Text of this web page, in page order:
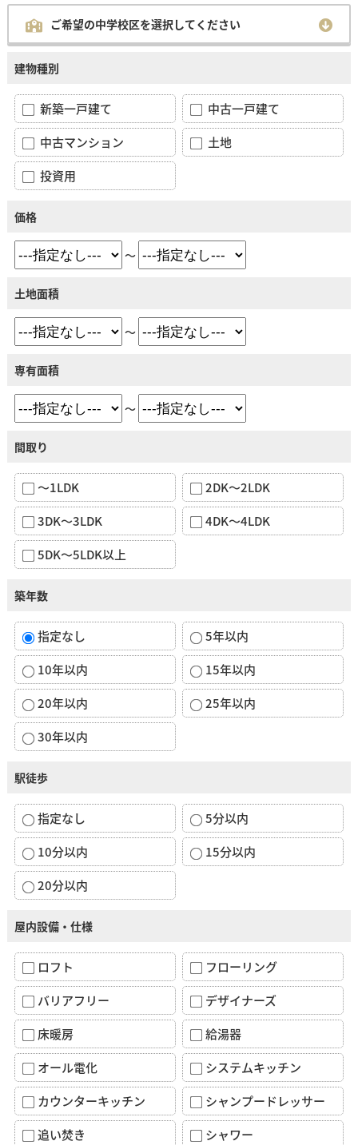
ご希望の中学校区を選択してください
建物種別
新築一戸建て
中古一戸建て
中古マンション
土地
投資用
価格
～
土地面積
～
専有面積
～
間取り
～1LDK
2DK～2LDK
3DK～3LDK
4DK～4LDK
5DK～5LDK以上
築年数
指定なし
5年以内
10年以内
15年以内
20年以内
25年以内
30年以内
駅徒歩
指定なし
5分以内
10分以内
15分以内
20分以内
屋内設備・仕様
ロフト
フローリング
バリアフリー
デザイナーズ
床暖房
給湯器
オール電化
システムキッチン
カウンターキッチン
シャンプードレッサー
追い焚き
シャワー